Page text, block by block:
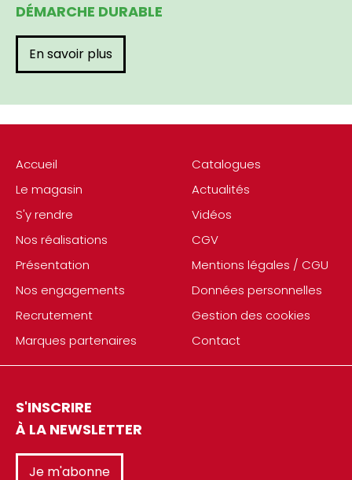
Accueil
Le magasin
S'y rendre
Nos réalisations
Présentation
Nos engagements
Recrutement
Marques partenaires
Catalogues
Actualités
Vidéos
CGV
Mentions légales / CGU
Données personnelles
Gestion des cookies
Contact
S'INSCRIRE
À LA NEWSLETTER
Je m'abonne
DÉMARCHE DURABLE
En savoir plus